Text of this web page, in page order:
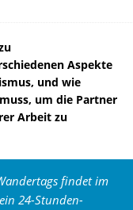
Aspekte
und wie
um die Partner
Arbeit zu
findet im
24-Stunden-